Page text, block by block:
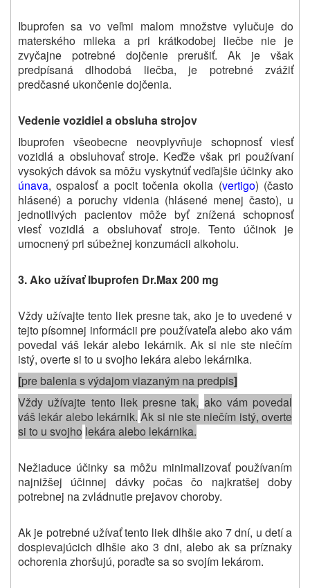
Ibuprofen sa vo veľmi malom množstve vylučuje do
materského mlieka a pri krátkodobej liečbe nie je
zvyčajne potrebné dojčenie prerušiť. Ak je však
predpísaná dlhodobá liečba, je potrebné zvážiť
predčasné ukončenie dojčenia.
Vedenie vozidiel a obsluha strojov
Ibuprofen všeobecne neovplyvňuje schopnosť viesť
vozidlá a obsluhovať stroje. Keďže však pri používaní
vysokých dávok sa môžu vyskytnúť vedľajšie účinky ako
únava, ospalosť a pocit točenia okolia (vertigo) (často
hlásené) a poruchy videnia (hlásené menej často), u
jednotlivých pacientov môže byť znížená schopnosť
viesť vozidlá a obsluhovať stroje. Tento účinok je
umocnený pri súbežnej konzumácii alkoholu.
3. Ako užívať Ibuprofen Dr.Max 200 mg
Vždy užívajte tento liek presne tak, ako je to uvedené v
tejto písomnej informácii pre používateľa alebo ako vám
povedal váš lekár alebo lekárnik. Ak si nie ste niečím
istý, overte si to u svojho lekára alebo lekárnika.
[pre balenia s výdajom viazaným na predpis]
Vždy užívajte tento liek presne tak, ako vám povedal
váš lekár alebo lekárnik. Ak si nie ste niečím istý, overte
si to u svojho lekára alebo lekárnika.
Nežiaduce účinky sa môžu minimalizovať používaním
najnižšej účinnej dávky počas čo najkratšej doby
potrebnej na zvládnutie prejavov choroby.
Ak je potrebné užívať tento liek dlhšie ako 7 dní, u detí a
dospievajúcich dlhšie ako 3 dni, alebo ak sa príznaky
ochorenia zhoršujú, poraďte sa so svojím lekárom.